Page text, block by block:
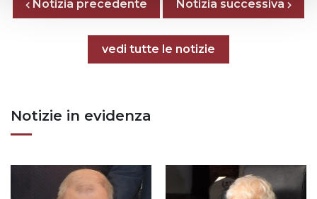
Notizia precedente Previous page
Next page
Notizia successiva
Tutte le notizie
vedi tutte le notizie
Notizie in evidenza